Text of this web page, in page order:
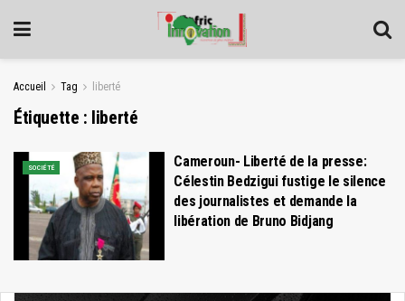
Accueil Tag liberté
Étiquette : liberté
SOCIÉTÉ
Cameroun- Liberté de la presse:
Célestin Bedzigui fustige le silence
des journalistes et demande la
libération de Bruno Bidjang